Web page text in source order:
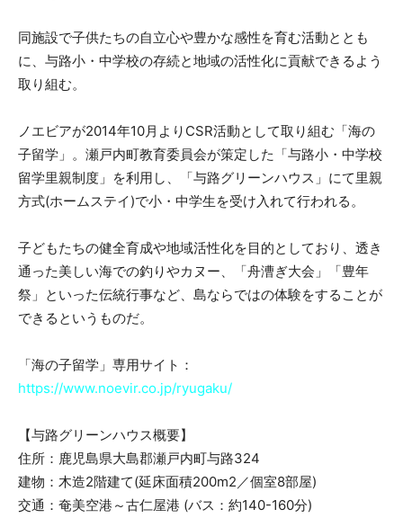
同施設で子供たちの自立心や豊かな感性を育む活動ととも
に、与路小・中学校の存続と地域の活性化に貢献できるよう
取り組む。
ノエビアが2014年10月よりCSR活動として取り組む「海の
子留学」。瀬戸内町教育委員会が策定した「与路小・中学校
留学里親制度」を利用し、「与路グリーンハウス」にて里親
方式(ホームステイ)で小・中学生を受け入れて行われる。
子どもたちの健全育成や地域活性化を目的としており、透き
通った美しい海での釣りやカヌー、「舟漕ぎ大会」「豊年
祭」といった伝統行事など、島ならではの体験をすることが
できるというものだ。
「海の子留学」専用サイト：
https://www.noevir.co.jp/ryugaku/
【与路グリーンハウス概要】
住所：鹿児島県大島郡瀬戸内町与路324
建物：木造2階建て(延床面積200m2／個室8部屋)
交通：奄美空港～古仁屋港 (バス：約140-160分)